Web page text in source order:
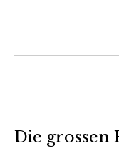
Die grossen